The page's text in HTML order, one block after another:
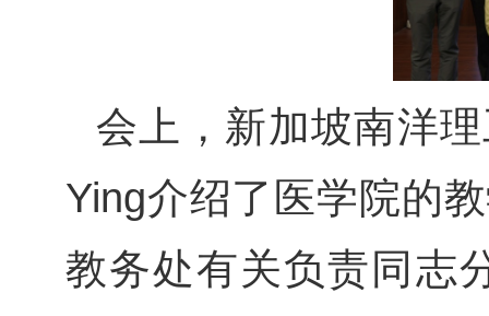
会上，新加坡南洋
Ying介绍了医学院的
教务处有关负责同志